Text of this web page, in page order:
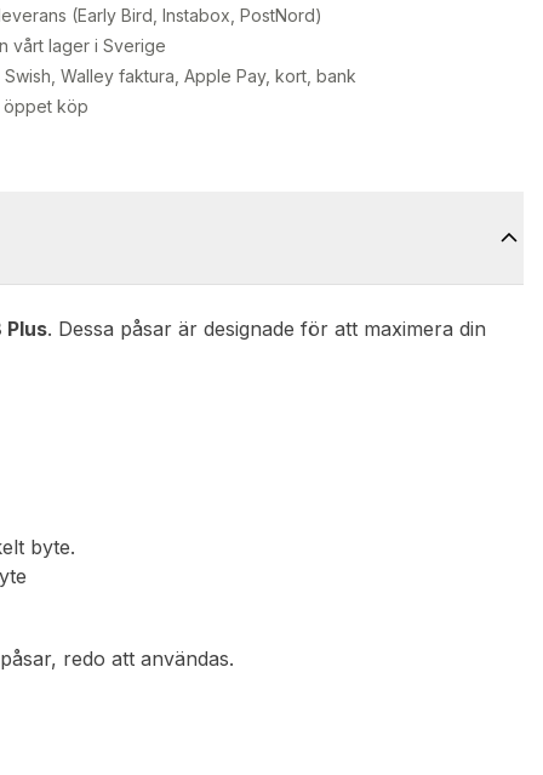
(Early Bird, Instabox, PostNord)
vårt lager i Sverige
Swish, Walley faktura, Apple Pay, kort, bank
öppet köp
Plus. Dessa påsar är designade för att maximera din
byte.
redo att användas.